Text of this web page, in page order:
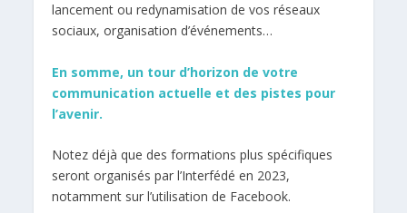
lancement ou redynamisation de vos réseaux
sociaux, organisation d’événements…
En somme, un tour d’horizon de votre
communication actuelle et des pistes pour
l’avenir.
Notez déjà que des formations plus spécifiques
seront organisés par l’Interfédé en 2023,
notamment sur l’utilisation de Facebook.